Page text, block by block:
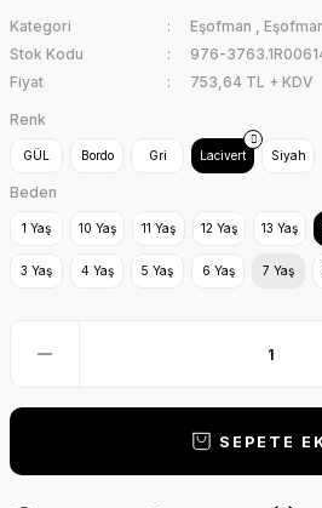
Kategori Eşofman ,
Stok Kodu
976-
Fiyat
753,64 TL + KDV
Renk
GÜL Bordo Gri Lacivert Siyah
Beden
1 Yaş 10 Yaş 11 Yaş 12 Yaş 13 Yaş
3 Yaş 4 Yaş 5 Yaş 6 Yaş 7 Yaş
SEPETE